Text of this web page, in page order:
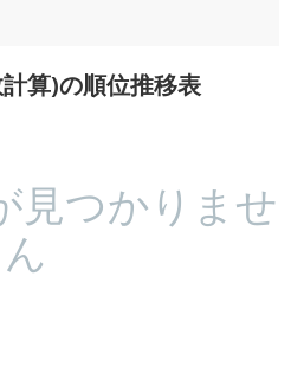
算)の順位推移表
見つかりませ
ん